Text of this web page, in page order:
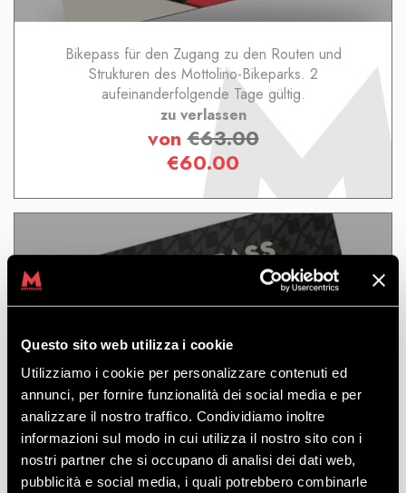
Questo sito web utilizza i cookie
Utilizziamo i cookie per personalizzare contenuti ed
annunci, per fornire funzionalità dei social media e per
analizzare il nostro traffico. Condividiamo inoltre
informazioni sul modo in cui utilizza il nostro sito con i
nostri partner che si occupano di analisi dei dati web,
pubblicità e social media, i quali potrebbero combinarle
Bikepass für den Zugang zu den Routen und
Strukturen des Mottolino-Bikeparks. 2
aufeinanderfolgende Tage gültig.
zu verlassen
von€63.00
€60.00
ENTDECKEN
Bikepass für den Zugang zu den Routen und
Strukturen des Mottolino-Bikeparks. 6